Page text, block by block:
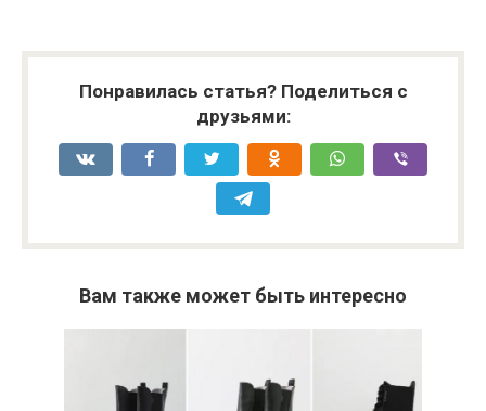
Понравилась статья? Поделиться с
друзьями:
Вам также может быть интересно